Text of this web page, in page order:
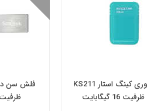
فلش مموری کینگ‌ استار KS211
ظرفیت 128